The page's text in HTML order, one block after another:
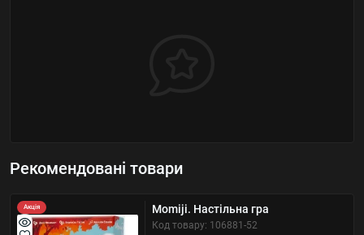
Рекомендовані товари
Акція Momiji. Настільна гра
Код товару: 106881-52